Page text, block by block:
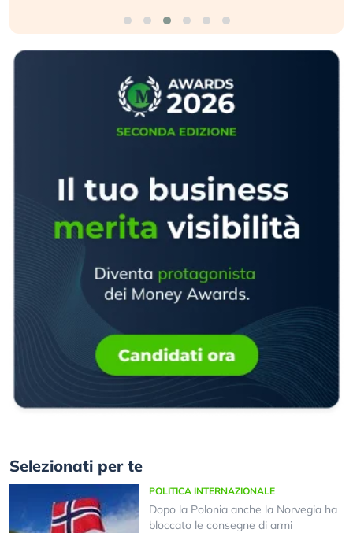
Selezionati per te
POLITICA INTERNAZIONALE
Dopo la Polonia anche la Norvegia ha
bloccato le consegne di armi